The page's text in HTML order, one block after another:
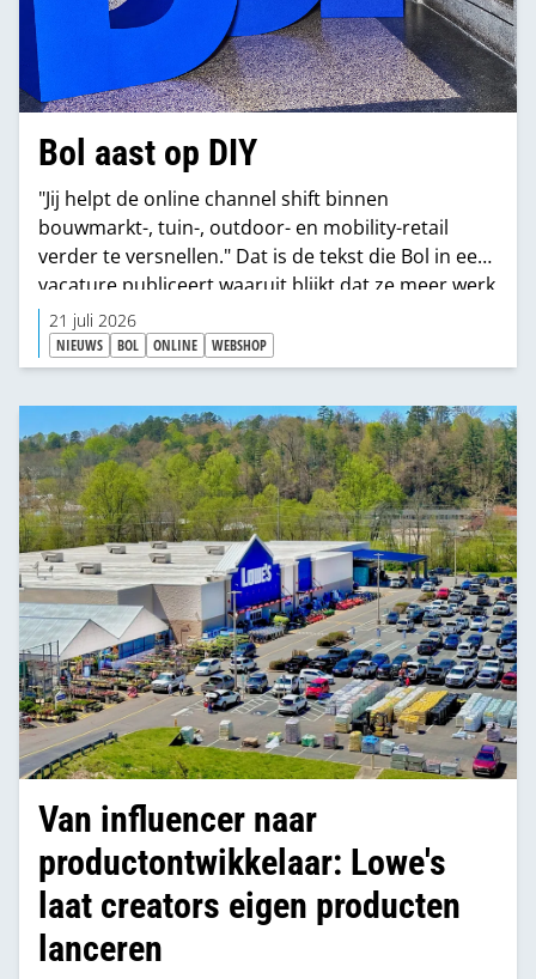
Bol aast op DIY
"Jij helpt de online channel shift binnen
bouwmarkt-, tuin-, outdoor- en mobility-retail
verder te versnellen." Dat is de tekst die Bol in een
vacature publiceert waaruit blijkt dat ze meer werk
willen maken van DHZ.
21 juli 2026
NIEUWS BOL ONLINE WEBSHOP
Van influencer naar
productontwikkelaar: Lowe's
laat creators eigen producten
lanceren